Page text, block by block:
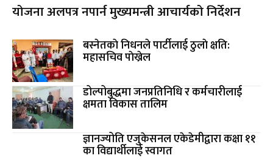
योजना अलपत्र नपार्न मुख्यमन्त्री आचार्यको निर्देशन
बस्नेतकाे निधनले पार्टीलाई ठुलाे क्षति:
महासचिव पाेख्रेल
डोल्पोबुद्धमा जनप्रतिनिधि र कर्मचारीलाई
क्षमता विकास तालिम
ज्ञानज्योति एजुकेसनल एकेडेमीद्वारा कक्षा ११
का विद्यार्थीलाई स्वागत